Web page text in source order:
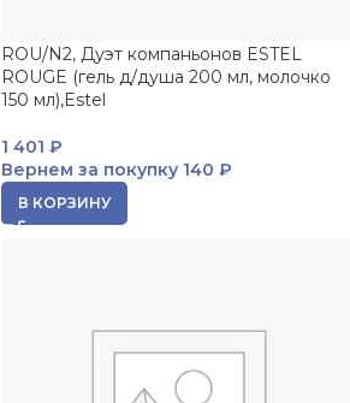
ROU/N2, Дуэт компаньонов ESTEL
ROUGE (гель д/душа 200 мл, молочко
150 мл),Estel
1 401 ₽
Вернем за покупку140 ₽
В КОРЗИНУ